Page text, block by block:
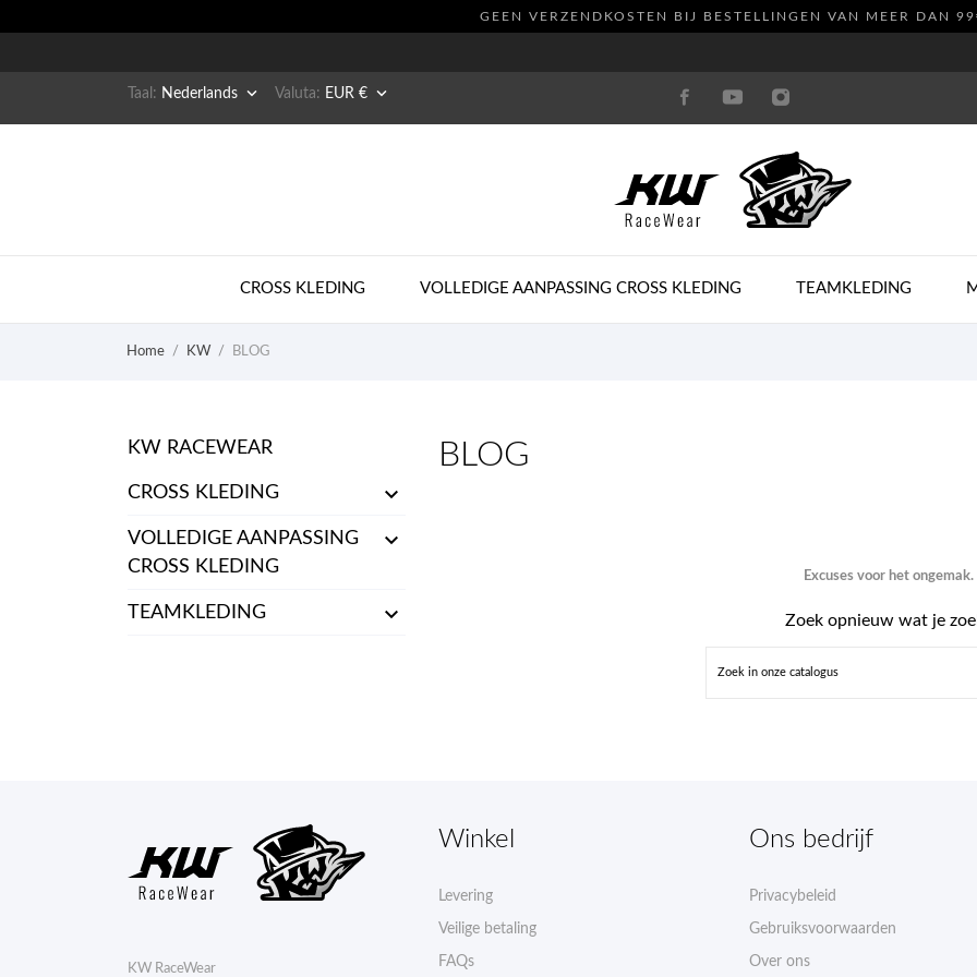
GEEN VERZENDKOSTEN BIJ BESTELLINGEN VAN MEER DAN
Taal: Nederlands  Valuta: EUR € 
CROSS KLEDING VOLLEDIGE AANPASSING CROSS KLEDING TEAMKLEDING
Home KW BLOG
KW RACEWEAR
CROSS KLEDING 
VOLLEDIGE AANPASSING
CROSS KLEDING

TEAMKLEDING 
BLOG
Excuses voor het ongemak.
Zoek opnieuw wat je
KW RaceWear
Winkel
Levering
Veilige betaling
FAQs
Ons bedrijf
Privacybeleid
Gebruiksvoorwaarden
Over ons